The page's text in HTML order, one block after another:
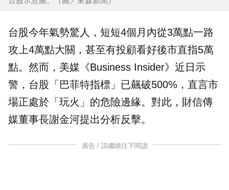
台股今年氣勢驚人，短短4個月內從3萬點一路
攻上4萬點大關，甚至有投顧看好後市直指5萬
點。然而，美媒《Business Insider》近日示
警，台股「巴菲特指標」已飆破500%，直言市
場正處於「 玩火 」的危險邊緣。對此，財信傳
媒董事長謝金河提出分析反擊。
廣告 / 請繼續往下閱讀